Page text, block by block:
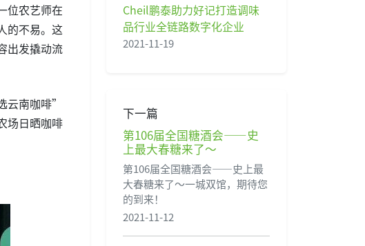
位农艺师在
的不易。这
出发撬动流
云南咖啡”
场日晒咖啡
Cheil鹏泰助力好记打造调味
品行业全链路数字化企业
2021-11-19
下一篇
第106届全国糖酒会——史
上最大春糖来了～
第106届全国糖酒会——史上最
大春糖来了～一城双馆，期待您
的到来！
2021-11-12